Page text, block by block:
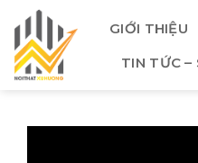
content
GIỚI THIỆU
TIN TỨC –